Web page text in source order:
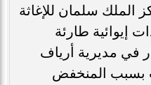
سلمان للإغاثة
إيوائية طارئة
في مديرية أرياف
بسبب المنخفض